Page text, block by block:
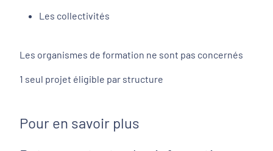
Les collectivités
Les organismes de formation ne sont pas concernés
1 seul projet éligible par structure
Pour en savoir plus